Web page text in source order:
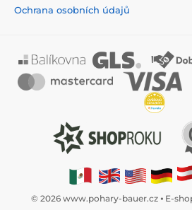
Ochrana osobních údajů
© 2026 www.pohary-bauer.cz ⦁ E-